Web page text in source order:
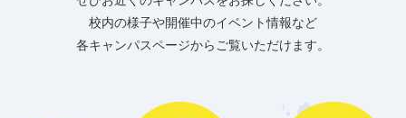
校内の様子や開催中のイベント情報など
各キャンパスページからご覧いただけます。